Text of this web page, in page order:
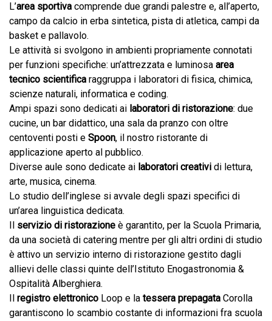
L’area sportiva comprende due grandi palestre e, all’aperto,
campo da calcio in erba sintetica, pista di atletica, campi da
basket e pallavolo.
Le attività si svolgono in ambienti propriamente connotati
per funzioni specifiche: un’attrezzata e luminosa area
tecnico scientifica raggruppa i laboratori di fisica, chimica,
scienze naturali, informatica e coding.
Ampi spazi sono dedicati ai laboratori di ristorazione: due
cucine, un bar didattico, una sala da pranzo con oltre
centoventi posti e Spoon, il nostro ristorante di
applicazione aperto al pubblico.
Diverse aule sono dedicate ai laboratori creativi di lettura,
arte, musica, cinema.
Lo studio dell’inglese si avvale degli spazi specifici di
un’area linguistica dedicata.
servizio di ristorazione è garantito, per la Scuola Primaria,
da una società di catering mentre per gli altri ordini di studio
è attivo un servizio interno di ristorazione gestito dagli
allievi delle classi quinte dell’Istituto Enogastronomia &
Ospitalità Alberghiera.
registro elettronico Loop e la tessera prepagata Corolla
garantiscono lo scambio costante di informazioni fra scuola